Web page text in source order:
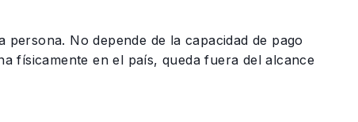
No depende de la capacidad de pago
físicamente en el país, queda fuera del alcance